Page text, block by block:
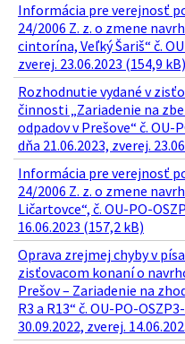
Informácia pre verejnosť
24/2006 Z. z. o zmene
cintorína, Veľký Šariš“ č.
zverej. 23.06.2023 (154,9 kB)
Rozhodnutie vydané v
činnosti „Zariadenie na
odpadov v Prešove“ č. OU-
dňa 21.06.2023, zverej.
Informácia pre verejnosť
24/2006 Z. z. o zmene
Ličartovce“, č. OU-PO-
16.06.2023 (157,2 kB)
Oprava zrejmej chyby v
zisťovacom konaní o
Prešov – Zariadenie na
R3 a R13“ č. OU-PO-
30.09.2022, zverej.